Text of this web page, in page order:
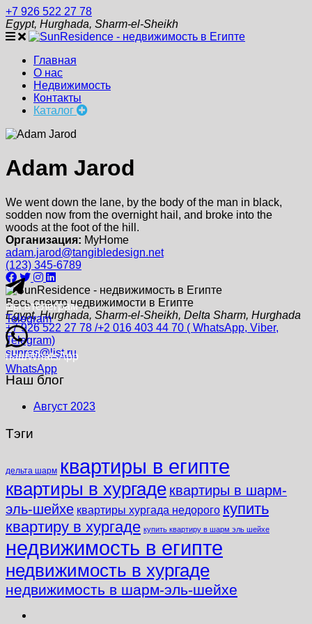
+7 926 522 27 78
Egypt, Hurghada, Sharm-el-Sheikh
Главная
О нас
Недвижимость
Контакты
Каталог
Adam Jarod
We went down the lane, by the body of the man in black,
sodden now from the overnight hail, and broke into the
woods at the foot of the hill.
Организация: MyHome
adam.jarod@tangibledesign.net
(123) 345-6789
Весь спектр недвижимости в Египте
Egypt, Hurghada, Sharm-el-Sheikh, Delta Sharm, Hurghada
+7 926 522 27 78 /+2 016 403 44 70 ( WhatsApp, Viber,
Telegram)
sunres@list.ru
Наш блог
Август 2023
Тэги
дельта шарм квартиры в египте
квартиры в хургаде квартиры в шарм-
эль-шейхе квартиры хургада недорого купить
квартиру в хургаде купить квартиру в шарм эль шейхе
недвижимость в египте
недвижимость в хургаде
недвижимость в шарм-эль-шейхе
мы втелеграм
Telegram
нашWhatsApp
WhatsApp